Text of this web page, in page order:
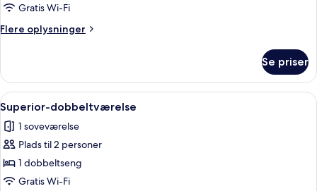
Gratis Wi-Fi
Flere oplysninger
Flere
suite
Se priser
Indlæs
alle
billeder
af
Superior-
dobbeltværelse
Et hotelværelse med en stor seng,
7
Superior-dobbeltværelse
1 soveværelse
Plads til 2 personer
1 dobbeltseng
Gratis Wi-Fi